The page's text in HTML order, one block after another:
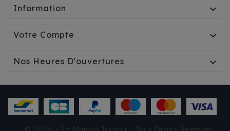
MILK&PEPPER KAMILA
Information 
Votre Compte 
Nos Heures D'ouvertures 